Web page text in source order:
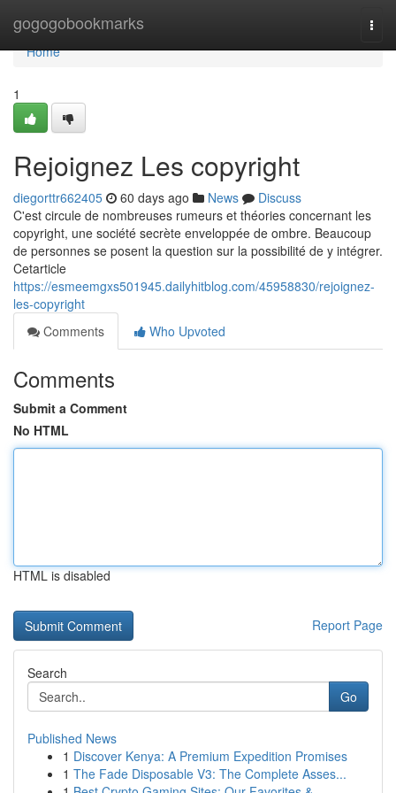
gogogobookmarks
Home
Home
1
Rejoignez Les copyright
diegorttr662405 60 days ago News
Discuss
C'est circule de nombreuses rumeurs et théories concernant les
copyright, une société secrète enveloppée de ombre. Beaucoup
de personnes se posent la question sur la possibilité de y intégrer.
Cetarticle
https://esmeemgxs501945.dailyhitblog.com/45958830/rejoignez-
les-copyright
Comments
Who Upvoted
Comments
Submit a Comment
No HTML
HTML is disabled
Report Page
Search
Go
Published News
1 Discover Kenya: A Premium Expedition Promises
1 The Fade Disposable V3: The Complete Asses...